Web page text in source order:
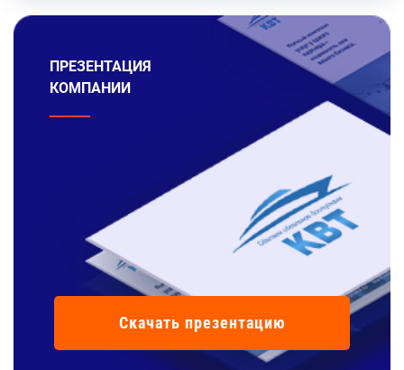
ПРЕЗЕНТАЦИЯ
КОМПАНИИ
Скачать презентацию